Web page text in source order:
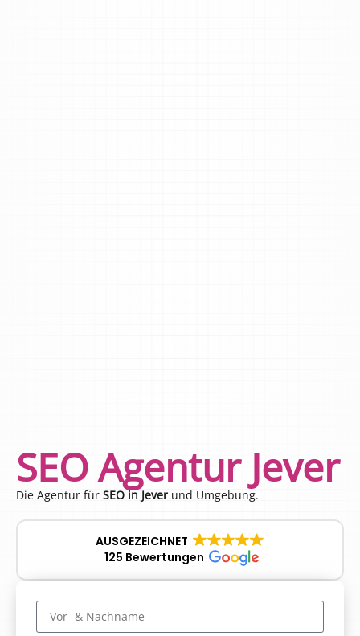
SEO Agentur Jever
Die Agentur für SEO in Jever und Umgebung.
AUSGEZEICHNET
125 Bewertungen